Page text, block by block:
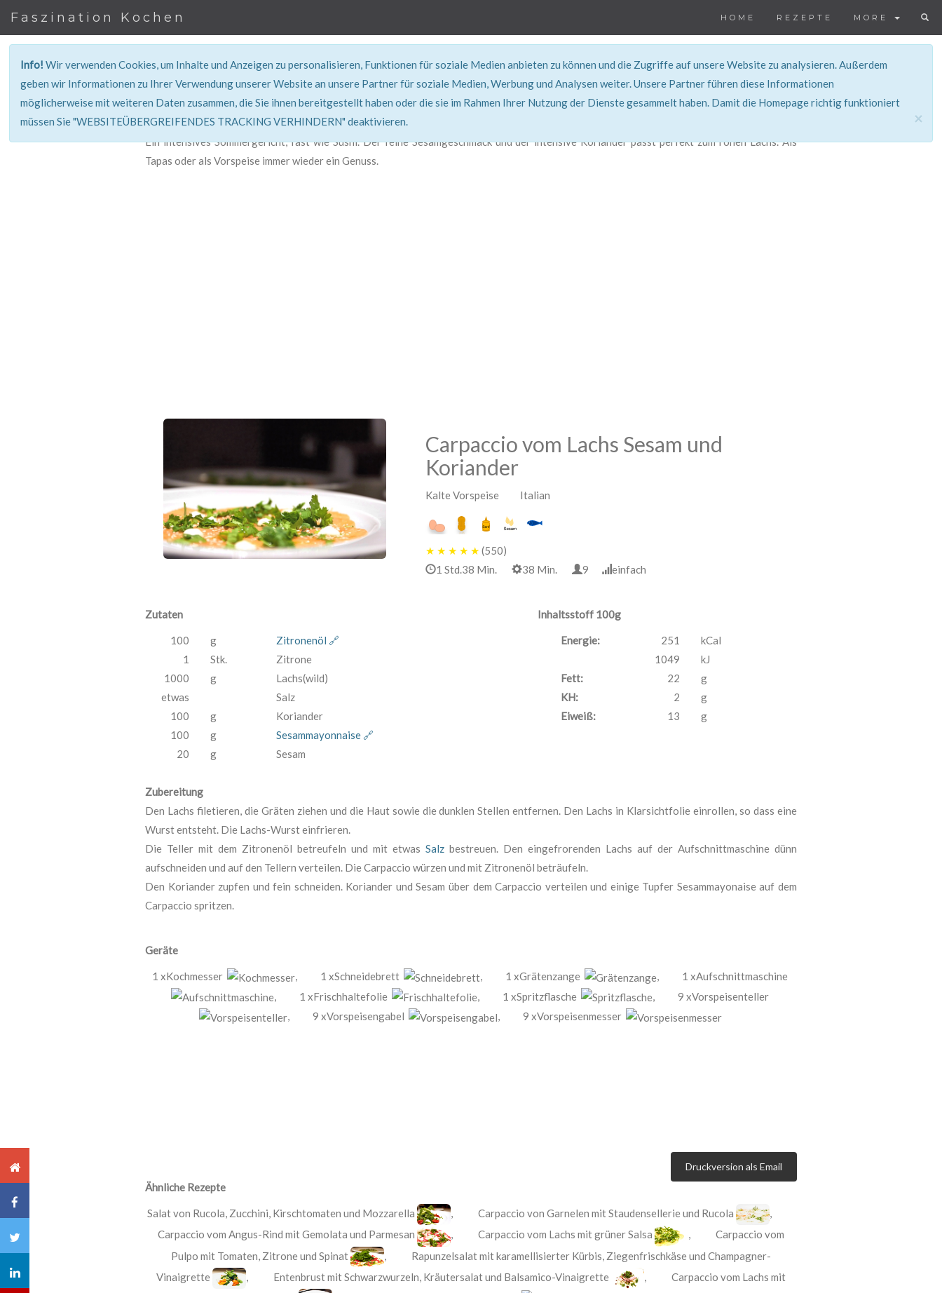
Faszination Kochen HOME REZEPTE MORE
Info!Wir verwenden Cookies, um Inhalte und Anzeigen zu personalisieren, Funktionen für soziale Medien anbieten zu können und die Zugriffe auf unsere Website zu analysieren. Außerdem
geben wir Informationen zu Ihrer Verwendung unserer Website an unsere Partner für soziale Medien, Werbung und Analysen weiter. Unsere Partner führen diese Informationen
möglicherweise mit weiteren Daten zusammen, die Sie ihnen bereitgestellt haben oder die sie im Rahmen Ihrer Nutzung der Dienste gesammelt haben. Damit die Homepage richtig funktioniert
müssen Sie "WEBSITEÜBERGREIFENDES TRACKING VERHINDERN" deaktivieren.
×
REZEPT
Ein intensives Sommergericht, fast wie Sushi. Der feine Sesamgeschmack und der intensive Koriander passt perfekt zum rohen Lachs. Als
Tapas oder als Vorspeise immer wieder ein Genuss.
Carpaccio vom Lachs Sesam und
Koriander
Kalte Vorspeise Italian
★ ★ ★ ★ ★ (550)
1 Std.38 Min.
38 Min. 9 einfach
Zutaten
100 g
Zitronenöl 🔗
1
Stk.
Zitrone
1000
g
Lachs(wild)
etwas
Salz
100
g
Koriander
100
g
Sesammayonnaise 🔗
20
g Sesam
Inhaltsstoff 100g
Energie: 251
kCal
1049
kJ
Fett:
22
g
KH:
2
g
Eiweiß:
13 g
Zubereitung
Den Lachs filetieren, die Gräten ziehen und die Haut sowie die dunklen Stellen entfernen. Den Lachs in Klarsichtfolie einrollen, so dass eine
Wurst entsteht. Die Lachs-Wurst einfrieren.
Die Teller mit dem Zitronenöl betreufeln und mit etwas Salz bestreuen. Den eingefrorenden Lachs auf der Aufschnittmaschine dünn
aufschneiden und auf den Tellern verteilen. Die Carpaccio würzen und mit Zitronenöl beträufeln.
Den Koriander zupfen und fein schneiden. Koriander und Sesam über dem Carpaccio verteilen und einige Tupfer Sesammayonaise auf dem
Carpaccio spritzen.
Geräte
1 xKochmesser , 1 xSchneidebrett , 1 xGrätenzange ,
1 xAufschnittmaschine
,
1 xFrischhaltefolie , 1 xSpritzflasche ,
9 xVorspeisenteller
,
9 xVorspeisengabel , 9 xVorspeisenmesser
Druckversion als Email
Ähnliche Rezepte
Salat von Rucola, Zucchini, Kirschtomaten und Mozzarella , Carpaccio von Garnelen mit Staudensellerie und Rucola
,
Carpaccio vom Angus-Rind mit Gemolata und Parmesan
, Carpaccio vom Lachs mit grüner Salsa , Carpaccio vom
Pulpo mit Tomaten, Zitrone und Spinat
, Rapunzelsalat mit karamellisierter Kürbis, Ziegenfrischkäse und Champagner-
Vinaigrette
, Entenbrust mit Schwarzwurzeln, Kräutersalat und Balsamico-Vinaigrette ,Carpaccio vom Lachs mit